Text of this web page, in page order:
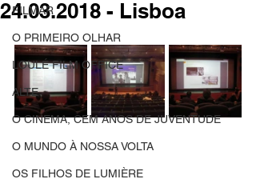
FILMAR
O PRIMEIRO OLHAR
LOULÉ FILM OFFICE
ALTE
O CINEMA, CEM ANOS DE JUVENTUDE
O MUNDO À NOSSA VOLTA
OS FILHOS DE LUMIÈRE
24.03.2018 - Lisboa